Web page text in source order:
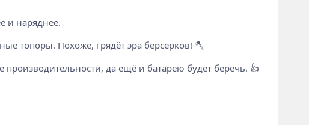
и наряднее.
топоры. Похоже, грядёт эра берсерков! 🪓
производительности, да ещё и батарею будет беречь. 👍